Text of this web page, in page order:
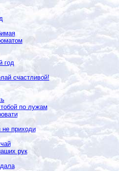
год
счастливой!
по лужам
приходи
рук